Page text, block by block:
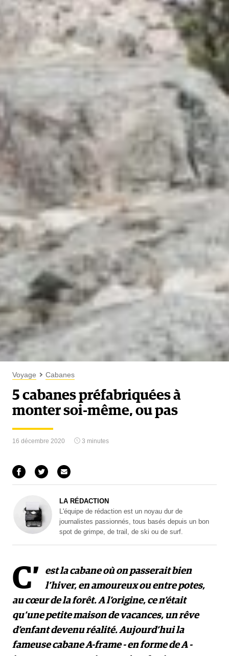
Voyage Cabanes
5 cabanes préfabriquées à
monter soi-même, ou pas
16 décembre 2020 3 minutes
LA RÉDACTION
L'équipe de rédaction est un noyau dur de
journalistes passionnés, tous basés depuis un bon
spot de grimpe, de trail, de ski ou de surf.
C’
est la cabane où on passerait bien
l’hiver, en amoureux ou entre potes,
au cœur de la forêt. A l’origine, ce n’était
qu’une petite maison de vacances, un rêve
d’enfant devenu réalité. Aujourd’hui la
fameuse cabane A-frame - en forme de A -